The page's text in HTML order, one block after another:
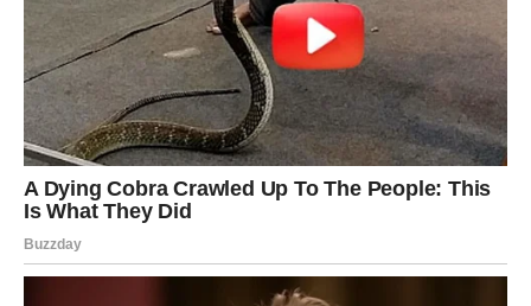
obaveza. Mnogi su mislili da je sreća zaobilazila ovaj
znak, ali to se sadadrastično menja.
Velika životna nagrada
Saturn, vaš vladar, izlazi iz teških aspekata i donosi
olakšanje, stabilnost i uspeh.
Karijera:
najuspešniju fazu u poslednjih